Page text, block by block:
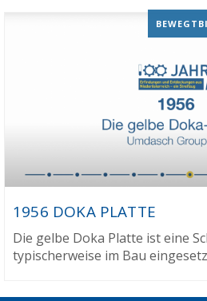
1956 DOKA PLATTE
Die gelbe Doka Platte ist eine
typischerweise im Bau